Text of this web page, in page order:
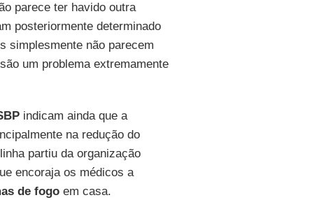
parece ter havido outra
posteriormente determinado
simplesmente não parecem
um problema extremamente
indicam ainda que a
na redução do
partiu da organização
encoraja os médicos a
de fogoem casa.